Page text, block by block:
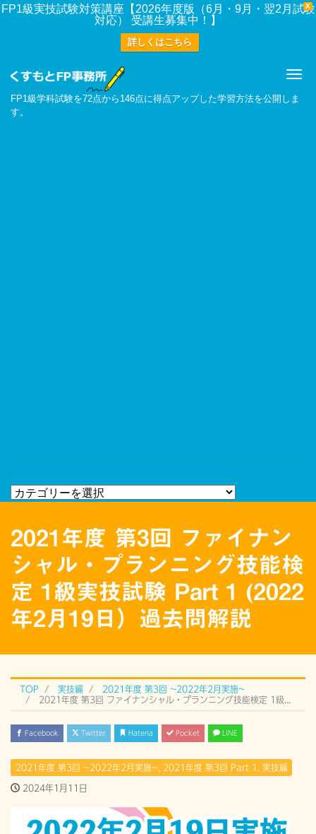
X
FP1級実技試験対策講座【2026年度版（6月・9月・翌2月試験
対応） 受講生募集中！】
詳しくはこちら
FP1級学科試験を72点から146点に得点アップした学習方法を公開しま
す。
2021年度 第3回 ファイナン
シャル・プランニング技能検
定 1級実技試験 Part 1 (2022
年2月19日）過去問解説
TOP 実技編
2021年度 第3回 ~2022年2月実施~
Facebook Twitter Hatena Pocket LINE
2021年度 第3回 ~2022年2月実施~, 2021年度 第3回 Part 1 , 実技編
2024年1月11日